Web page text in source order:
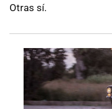
Otras sí.